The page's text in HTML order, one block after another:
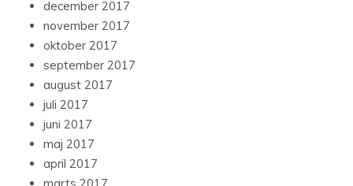
december 2017
november 2017
oktober 2017
september 2017
august 2017
juli 2017
juni 2017
maj 2017
april 2017